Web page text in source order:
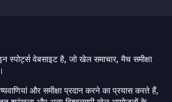
स्पोर्ट्स वेबसाइट है, जो खेल समाचार, मैच समीक्षा
और समीक्षा प्रदान करने का प्रयास करते हैं,